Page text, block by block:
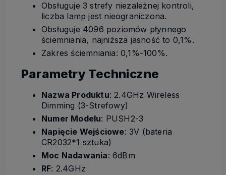
Obsługuje 3 strefy niezależnej kontroli,
liczba lamp jest nieograniczona.
Obsługuje 4096 poziomów płynnego
ściemniania, najniższa jasność to 0,1%.
Zakres ściemniania: 0,1%-100%.
Parametry Techniczne
Nazwa Produktu: 2.4GHz Wireless
Dimming (3-Strefowy)
Numer Modelu: PUSH2-3
Napięcie Wejściowe: 3V (bateria
CR2032*1 sztuka)
Moc Nadawania: 6dBm
RF: 2.4GHz